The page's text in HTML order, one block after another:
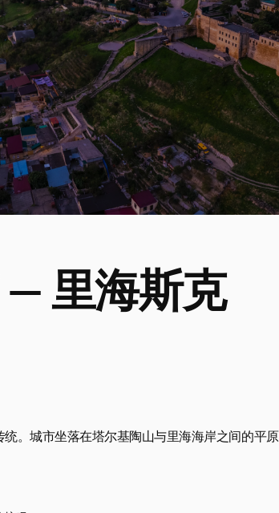
— 里海斯克
。城市坐落在塔尔基陶山与里海海岸之间的平原